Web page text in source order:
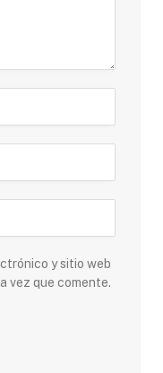
y sitio web
vez que comente.